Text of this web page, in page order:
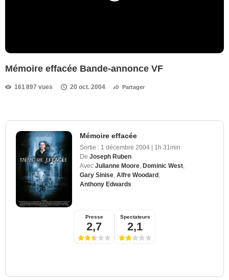
Mémoire effacée Bande-annonce VF
161 897 vues 20 oct. 2004 Partager
Mémoire effacée
Sortie : 1 décembre 2004 | 1h 31min
De Joseph Ruben
Avec Julianne Moore Dominic West
Gary Sinise Alfre Woodard
Anthony Edwards
Presse
2,7
Spectateurs
2,1